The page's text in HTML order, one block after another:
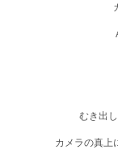
むき出
カメラの真上